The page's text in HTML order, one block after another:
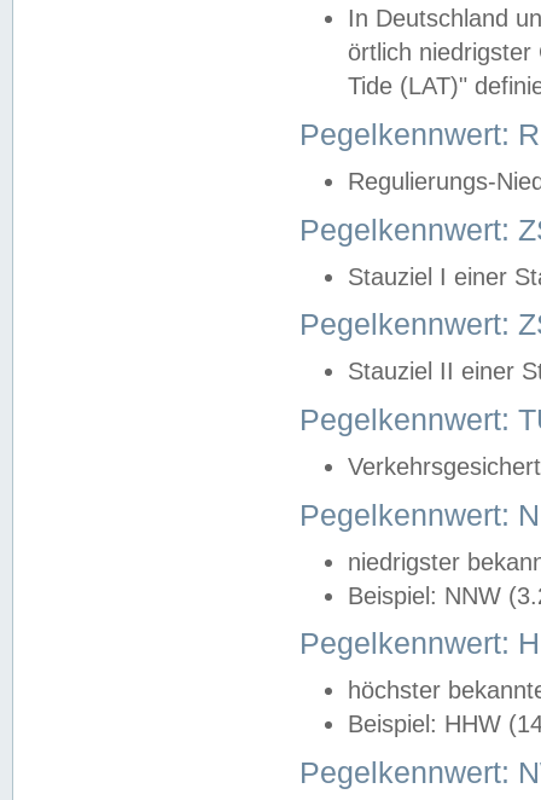
In Deutschland
örtlich
Tide (LAT)"
Pegelkennwert:
Regulierungs-
Pegelkennwert:
Stauziel I einer
Pegelkennwert:
Stauziel II einer
Pegelkennwert:
Pegelkennwert:
niedrigster
Beispiel: NNW
Pegelkennwert:
höchster
Beispiel: HHW
Pegelkennwert: